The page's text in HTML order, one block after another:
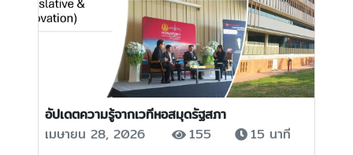
อัปเดตความรู้จากเวทีหอสมุดรัฐสภา
เมษายน 28, 2026
155
15 นาที